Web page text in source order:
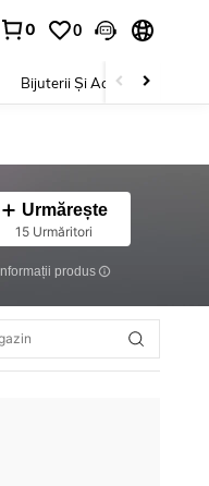
0 0
Bijuterii Și Accesorii
Urmărește
15 Urmăritori
Informații produs